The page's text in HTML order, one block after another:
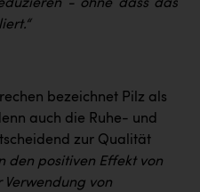
- ohne dass das
bezeichnet Pilz als
auch die Ruhe- und
zur Qualität
den positiven Effekt von
Verwendung von